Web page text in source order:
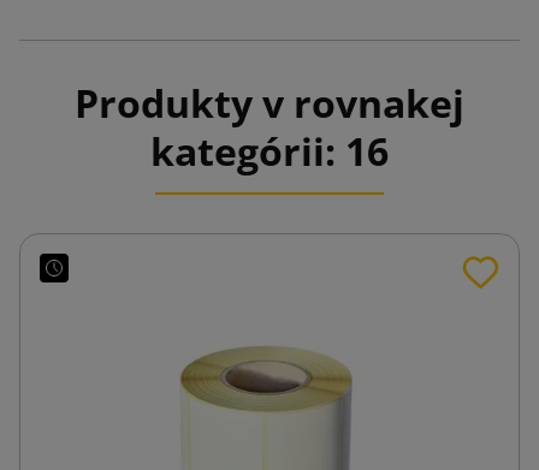
Produkty v rovnakej
kategórii: 16